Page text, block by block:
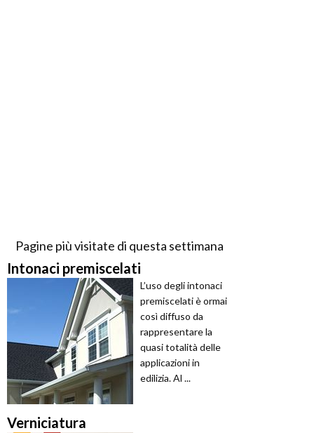
Pagine più visitate di questa settimana
Intonaci premiscelati
L’uso degli intonaci
premiscelati è ormai
così diffuso da
rappresentare la
quasi totalità delle
applicazioni in
edilizia. Al ...
Verniciatura